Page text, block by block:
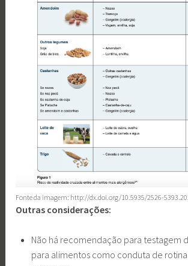
Fonte da imagem: http://dx.doi.org/10.5935/2526-
Outras considerações:
Não há recomendação para testagem
para alimentos como conduta de